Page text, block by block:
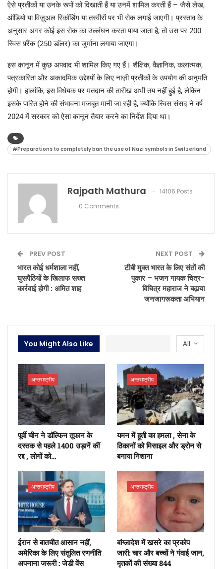
ऐसे प्रतीकों या उनके रूपों को दिखाती हैं या उनमें शामिल करती हैं – जैसे लेख,
ऑडियो या विज़ुअल रिकॉर्डिंग या तस्वीराें पर भी रोक लगाई जाएगी। प्रस्ताव के
अनुसार अगर कोई इस रोक का उल्लंघन करता पाया जाता है, तो उस पर 200
स्विस फ़्रैंक (250 डाॅलर) का जुर्माना लगाया जाएगा।
इस कानून में कुछ अपवाद भी शामिल किए गए हैं। शैक्षिक, वैज्ञानिक, कलात्मक,
पत्रकारिता और अकादमिक उद्देश्यों के लिए नाज़ी प्रतीकों के उपयोग की अनुमति
होगी। हालांकि, इस विधेयक पर मतदान की तारीख अभी तय नहीं हुई है, लेकिन
इसके पारित होने की संभावना मजबूत मानी जा रही है, क्योंकि स्विस संसद ने वर्ष
2024 में सरकार को ऐसा कानून तैयार करने का निर्देश दिया था।
#Preparations to completely ban the use of Nazi symbols in Switzerland
Rajpath Mathura
14106 Posts
0 Comments
PREV POST
भारत कोई धर्मशाला नहीं,
घुसपैठियों के खिलाफ सख्त
कार्रवाई होगी : अमित शाह
NEXT POST
टीबी मुक्त भारत के लिए संतों की
पुकार – भजन गायक चित्र-
विचित्र महाराज ने बढ़ाया
जनजागरूकता अभियान
All
You Might Also Like
अन्तराष्ट्रीय
पूर्वी चीन ने डॉल्फिन तूफान के
दस्तक से पहले 1400 उड़ानें कीं
रद्द , लोगों को…
अन्तराष्ट्रीय
यमन में हूती का हमला , सेना के
ठिकानों को मिसाइल और ड्रोन से
बनाया न‍िशाना
अन्तराष्ट्रीय
ईरान से बातचीत आसान नहीं,
अमेरिका के लिए संतुलित रणनीति
अपनाना जरूरी : जेडी वेंस
अन्तराष्ट्रीय
बांग्लादेश में खसरे का प्रकोप
जारी: चार और बच्चों ने गंवाई जान,
मृतकों की संख्या 844